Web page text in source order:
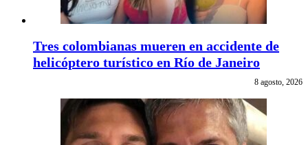
Tres colombianas mueren en accidente de
helicóptero turístico en Río de Janeiro
8 agosto, 2026